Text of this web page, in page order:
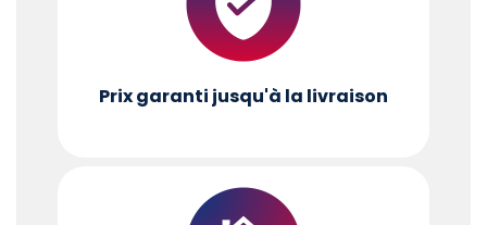
Prix garanti jusqu'à la livraison